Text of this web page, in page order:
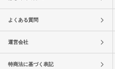
よくある質問
運営会社
特商法に基づく表記